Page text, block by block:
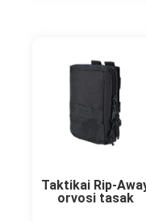
Taktikai Rip-
orvosi tasak